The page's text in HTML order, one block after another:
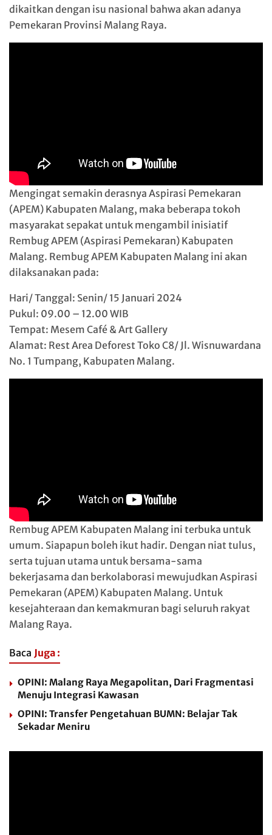
dikaitkan dengan isu nasional bahwa akan adanya
Pemekaran Provinsi Malang Raya.
Mengingat semakin derasnya Aspirasi Pemekaran
(APEM) Kabupaten Malang, maka beberapa tokoh
masyarakat sepakat untuk mengambil inisiatif
Rembug APEM (Aspirasi Pemekaran) Kabupaten
Malang. Rembug APEM Kabupaten Malang ini akan
dilaksanakan pada:
Hari/ Tanggal: Senin/ 15 Januari 2024
Pukul: 09.00 – 12.00 WIB
Tempat: Mesem Café & Art Gallery
Alamat: Rest Area Deforest Toko C8/ Jl. Wisnuwardana
No. 1 Tumpang, Kabupaten Malang.
Rembug APEM Kabupaten Malang ini terbuka untuk
umum. Siapapun boleh ikut hadir. Dengan niat tulus,
serta tujuan utama untuk bersama-sama
bekerjasama dan berkolaborasi mewujudkan Aspirasi
Pemekaran (APEM) Kabupaten Malang. Untuk
kesejahteraan dan kemakmuran bagi seluruh rakyat
Malang Raya.
Baca Juga :
OPINI: Malang Raya Megapolitan, Dari Fragmentasi
Menuju Integrasi Kawasan
OPINI: Transfer Pengetahuan BUMN: Belajar Tak
Sekadar Meniru